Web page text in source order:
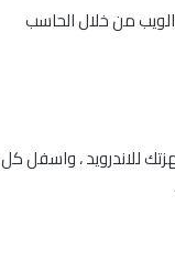
من خلال الحاسب
للاندرويد ، واسفل كل